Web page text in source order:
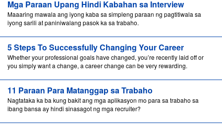
Mga Paraan Upang Hindi Kabahan sa Interview
Maaaring mawala ang iyong kaba sa simpleng paraan ng pagtitiwala sa
iyong sarili at paniniwalang pasok ka sa trabaho.
5 Steps To Successfully Changing Your Career
Whether your professional goals have changed, you’re recently laid off or
you simply want a change, a career change can be very rewarding.
11 Paraan Para Matanggap sa Trabaho
Nagtataka ka ba kung bakit ang mga aplikasyon mo para sa trabaho sa
ibang bansa ay hindi sinasagot ng mga recruiter?